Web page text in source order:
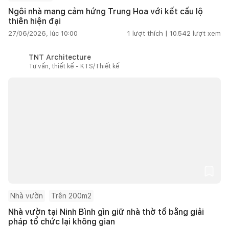
Ngôi nhà mang cảm hứng Trung Hoa với kết cấu lộ
thiên hiện đại
27/06/2026, lúc 10:00 1 lượt thích | 10.542 lượt xem
TNT Architecture
Tư vấn, thiết kế - KTS/Thiết kế
Nhà vườn Trên 200m2
Nhà vườn tại Ninh Bình gìn giữ nhà thờ tổ bằng giải
pháp tổ chức lại không gian